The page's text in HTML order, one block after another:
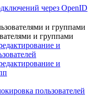
через OpenID
и группами
и группами
и
и
пользователей